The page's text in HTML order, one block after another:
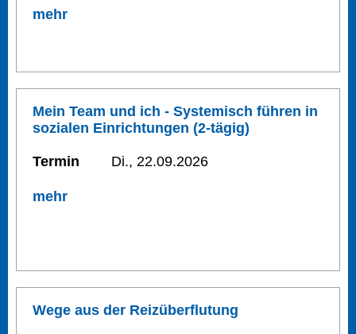
mehr
Mein Team und ich - Systemisch führen in
sozialen Einrichtungen (2-tägig)
Termin Di., 22.09.2026
mehr
Wege aus der Reizüberflutung